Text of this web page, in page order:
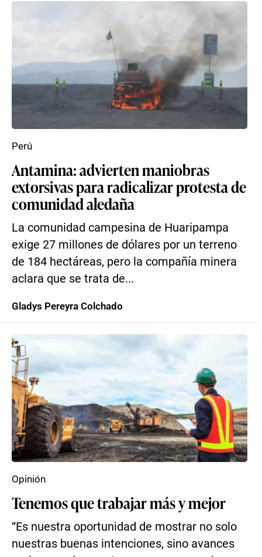
Antamina: advierten maniobras
extorsivas para radicalizar protesta de
comunidad aledaña
La comunidad campesina de Huaripampa
exige 27 millones de dólares por un terreno
de 184 hectáreas, pero la compañía minera
aclara que se trata de...
Perú
Gladys Pereyra Colchado
Tenemos que trabajar más y mejor
“Es nuestra oportunidad de mostrar no solo
nuestras buenas intenciones, sino avances
Opinión